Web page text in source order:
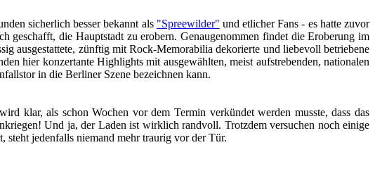
sicherlich besser bekannt als "Spreewilder" und etlicher Fans - es hatte zuvor
geschafft, die Hauptstadt zu erobern. Genaugenommen findet die Eroberung im
ausgestattete, zünftig mit Rock-Memorabilia dekorierte und liebevoll betriebene
hier konzertante Highlights mit ausgewählten, meist aufstrebenden, nationalen
in die Berliner Szene bezeichnen kann.
klar, als schon Wochen vor dem Termin verkündet werden musste, dass das
Und ja, der Laden ist wirklich randvoll. Trotzdem versuchen noch einige
steht jedenfalls niemand mehr traurig vor der Tür.